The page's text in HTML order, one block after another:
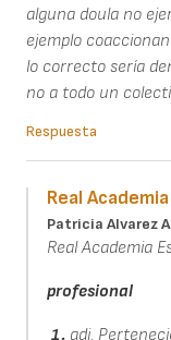
alguna doula no
ejemplo
lo correcto sería
no a todo un
Respuesta
Real
Patricia Alvarez
Real Academia
profesional
1.adj.